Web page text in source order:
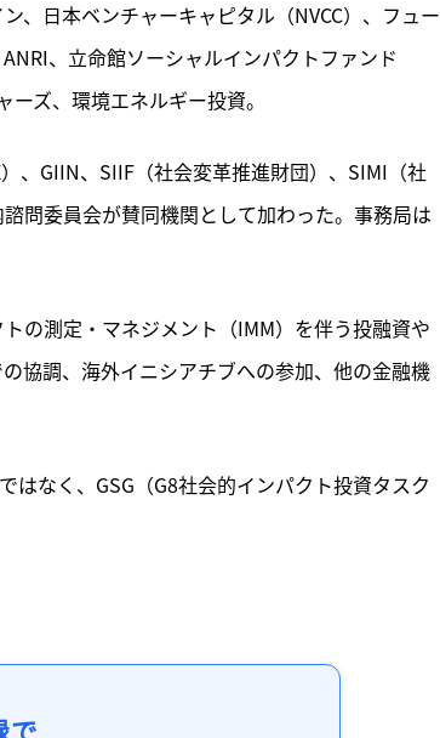
、日本ベンチャーキャピタル（NVCC）、フュー
、立命館ソーシャルインパクトファンド
ズ、環境エネルギー投資。
、GIIN、SIIF（社会変革推進財団）、SIMI（社
問委員会が賛同機関として加わった。事務局は
の測定・マネジメント（IMM）を伴う投融資や
協調、海外イニシアチブへの参加、他の金融機
なく、GSG（G8社会的インパクト投資タスク
で